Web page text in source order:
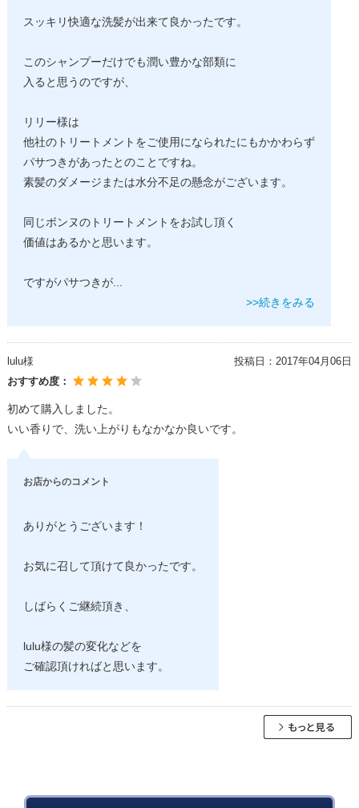
スッキリ快適な洗髪が出来て良かったです。
このシャンプーだけでも潤い豊かな部類に
入ると思うのですが、
リリー様は
他社のトリートメントをご使用になられたにもかかわらず
パサつきがあったとのことですね。
素髪のダメージまたは水分不足の懸念がございます。
同じボンヌのトリートメントをお試し頂く
価値はあるかと思います。
ですがパサつきが...
>>続きをみる
lulu様 投稿日： 2017年04月06日
おすすめ度：
初めて購入しました。
いい香りで、洗い上がりもなかなか良いです。
お店からのコメント
ありがとうございます！
お気に召して頂けて良かったです。
しばらくご継続頂き、
lulu様の髪の変化などを
ご確認頂ければと思います。